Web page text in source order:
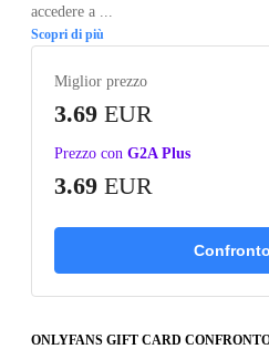
accedere a ...
Scopri di più
Miglior prezzo
3.69 EUR
Prezzo con G2A Plus
3.69 EUR
ONLYFANS GIFT CARD